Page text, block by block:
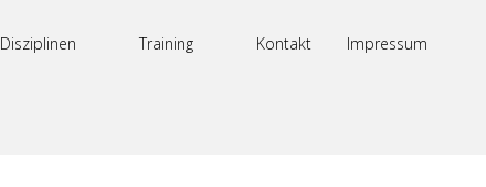
Disziplinen Training Kontakt Impressum